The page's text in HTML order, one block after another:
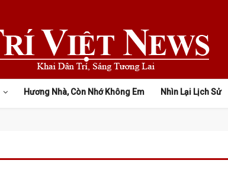
Hương Nhà, Còn Nhớ Không Em Nhìn Lại Lịch Sử